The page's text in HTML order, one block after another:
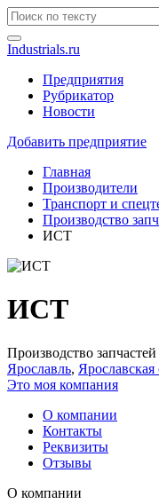
Industrials.ru
Предприятия
Рубрикатор
Новости
Добавить предприятие
Главная
Производители
Транспорт и
Производство
ИСТ
ИСТ
Производство
Ярославль, Ярославская
Это моя компания
О компании
Контакты
Реквизиты
Отзывы
О компании